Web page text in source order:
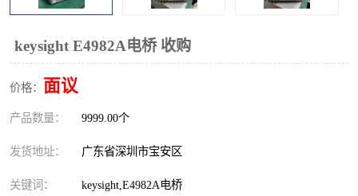
keysight E4982A电桥 收购
价格： 面议
产品数量： 9999.00个
发货地址： 广东省深圳市宝安区
关键词： keysight,E4982A电桥
频率计 无线测试仪
静电计